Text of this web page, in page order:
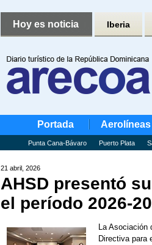
Hoy es noticia Iberia
Portada Aerolíneas
Punta Cana-Bávaro Puerto Plata
21 abril, 2026
AHSD presentó
el período 2026-
La Asociación
Directiva para